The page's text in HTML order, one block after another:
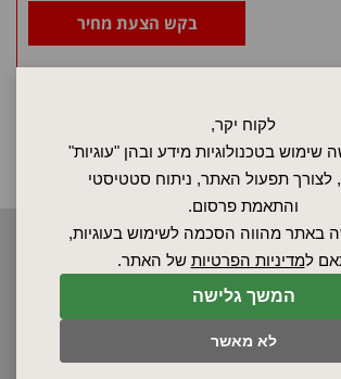
המשך גלישה
לא מאשר
לקוח יקר,
שימוש בטכנולוגיות מידע ובהן "עוגיות"
Cookies, לצורך תפעול האתר, ניתוח סטטיסטי
והתאמת פרסום.
באתר מהווה הסכמה לשימוש בעוגיות,
למדיניות הפרטיות של האתר.
בקש הצעת מחיר
שמורות לאלקטרוטרם שיווק בע"מ, אין להעתיק, לשכפל
חומר אחר באתר זה ללא אישור בעלי החברה.